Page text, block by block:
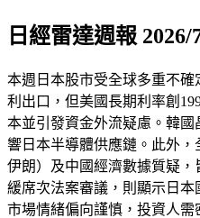
日經雷達週報 2026/
本週日本股市受全球多重不
利出口，但美國長期利率創
本並引發資金外流疑慮。韓
響日本半導體供應鏈。此外
伊朗）及中國經濟數據質疑
緩席次法案審議，則顯示日本
市場情緒偏向謹慎，投資人